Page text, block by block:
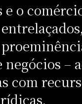
e o
negócios –
com